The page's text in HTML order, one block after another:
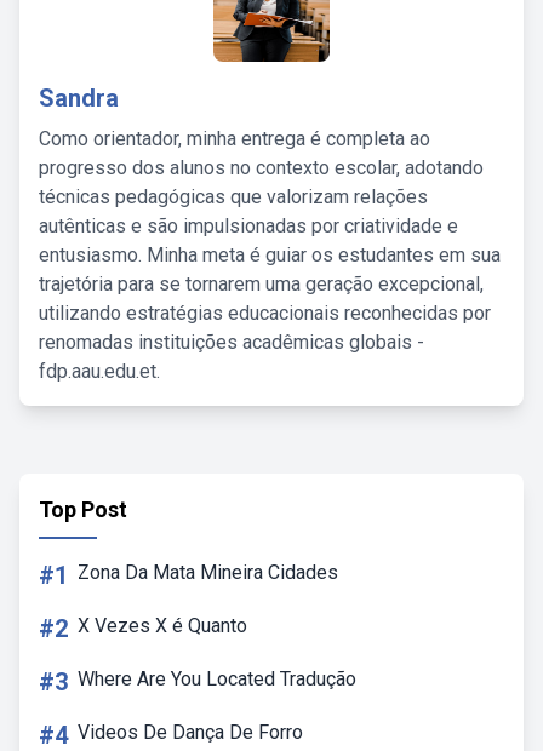
Sandra
Como orientador, minha entrega é completa ao
progresso dos alunos no contexto escolar, adotando
técnicas pedagógicas que valorizam relações
autênticas e são impulsionadas por criatividade e
entusiasmo. Minha meta é guiar os estudantes em sua
trajetória para se tornarem uma geração excepcional,
utilizando estratégias educacionais reconhecidas por
renomadas instituições acadêmicas globais -
fdp.aau.edu.et.
Top Post
#1 Zona Da Mata Mineira Cidades
#2 X Vezes X é Quanto
#3 Where Are You Located Tradução
#4 Videos De Dança De Forro